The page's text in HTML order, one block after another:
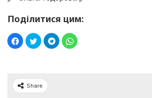
Поділитися цим:
Share